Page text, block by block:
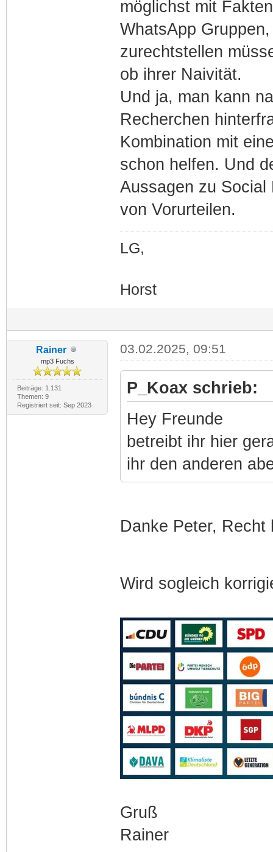
möglichst mit
WhatsApp
zurechtstellen
ob ihrer Naivität.
Und ja, man kann
Recherchen
Kombination mit
schon helfen. Und
Aussagen zu Social
von Vorurteilen.
LG,
Horst
Rainer
mp3 Fuchs
Beiträge: 1.131
Themen: 9
Registriert seit: Sep 2023
03.02.2025, 09:51
P_Koax schrieb:
Hey Freunde
betreibt ihr hier
ihr den anderen
Danke Peter,
Wird sogleich
Gruß
Rainer